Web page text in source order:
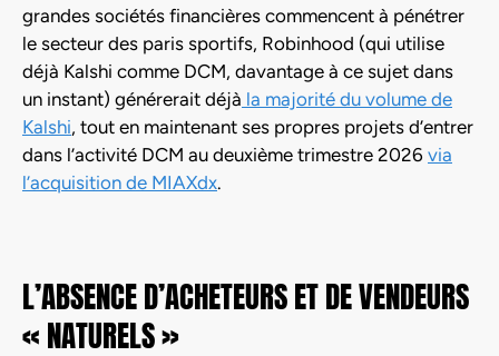
grandes sociétés financières commencent à pénétrer
le secteur des paris sportifs, Robinhood (qui utilise
déjà Kalshi comme DCM, davantage à ce sujet dans
un instant) générerait déjà la majorité du volume de
Kalshi, tout en maintenant ses propres projets d’entrer
dans l’activité DCM au deuxième trimestre 2026 via
l’acquisition de MIAXdx.
L’ABSENCE D’ACHETEURS ET DE VENDEURS
« NATURELS »